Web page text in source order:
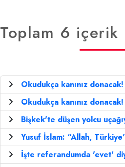
Toplam 6
Okudukça kanınız donacak!
Okudukça kanınız donacak!
Bişkek'te düşen yolcu
Yusuf İslam: “Allah,
İşte referandumda 'evet'